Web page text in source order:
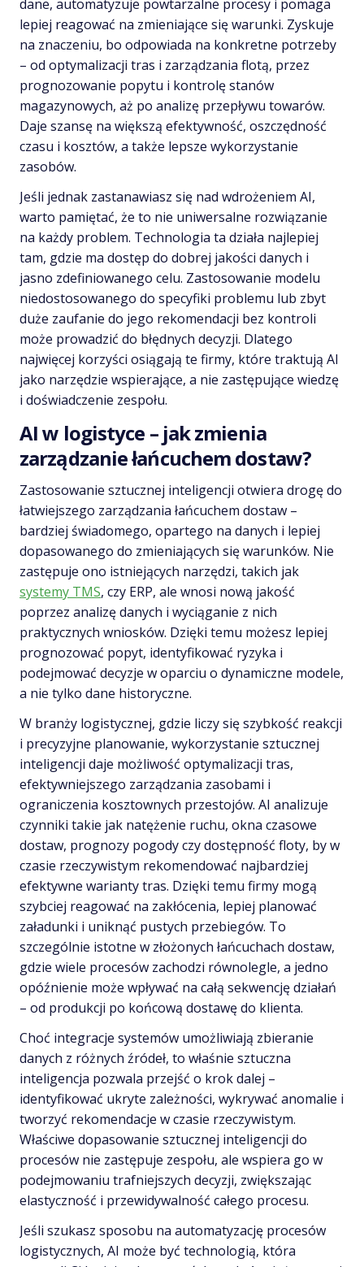
dane, automatyzuje powtarzalne procesy i pomaga
lepiej reagować na zmieniające się warunki. Zyskuje
na znaczeniu, bo odpowiada na konkretne potrzeby
– od optymalizacji tras i zarządzania flotą, przez
prognozowanie popytu i kontrolę stanów
magazynowych, aż po analizę przepływu towarów.
Daje szansę na większą efektywność, oszczędność
czasu i kosztów, a także lepsze wykorzystanie
zasobów.
Jeśli jednak zastanawiasz się nad wdrożeniem AI,
warto pamiętać, że to nie uniwersalne rozwiązanie
na każdy problem. Technologia ta działa najlepiej
tam, gdzie ma dostęp do dobrej jakości danych i
jasno zdefiniowanego celu. Zastosowanie modelu
niedostosowanego do specyfiki problemu lub zbyt
duże zaufanie do jego rekomendacji bez kontroli
może prowadzić do błędnych decyzji. Dlatego
najwięcej korzyści osiągają te firmy, które traktują AI
jako narzędzie wspierające, a nie zastępujące wiedzę
i doświadczenie zespołu.
AI w logistyce – jak zmienia
zarządzanie łańcuchem dostaw?
Zastosowanie sztucznej inteligencji otwiera drogę do
łatwiejszego zarządzania łańcuchem dostaw –
bardziej świadomego, opartego na danych i lepiej
dopasowanego do zmieniających się warunków. Nie
zastępuje ono istniejących narzędzi, takich jak
systemy TMS, czy ERP, ale wnosi nową jakość
poprzez analizę danych i wyciąganie z nich
praktycznych wniosków. Dzięki temu możesz lepiej
prognozować popyt, identyfikować ryzyka i
podejmować decyzje w oparciu o dynamiczne modele,
a nie tylko dane historyczne.
W branży logistycznej, gdzie liczy się szybkość reakcji
i precyzyjne planowanie, wykorzystanie sztucznej
inteligencji daje możliwość optymalizacji tras,
efektywniejszego zarządzania zasobami i
ograniczenia kosztownych przestojów. AI analizuje
czynniki takie jak natężenie ruchu, okna czasowe
dostaw, prognozy pogody czy dostępność floty, by w
czasie rzeczywistym rekomendować najbardziej
efektywne warianty tras. Dzięki temu firmy mogą
szybciej reagować na zakłócenia, lepiej planować
załadunki i uniknąć pustych przebiegów. To
szczególnie istotne w złożonych łańcuchach dostaw,
gdzie wiele procesów zachodzi równolegle, a jedno
opóźnienie może wpływać na całą sekwencję działań
– od produkcji po końcową dostawę do klienta.
Choć integracje systemów umożliwiają zbieranie
danych z różnych źródeł, to właśnie sztuczna
inteligencja pozwala przejść o krok dalej –
identyfikować ukryte zależności, wykrywać anomalie i
tworzyć rekomendacje w czasie rzeczywistym.
Właściwe dopasowanie sztucznej inteligencji do
procesów nie zastępuje zespołu, ale wspiera go w
podejmowaniu trafniejszych decyzji, zwiększając
elastyczność i przewidywalność całego procesu.
Jeśli szukasz sposobu na automatyzację procesów
logistycznych, AI może być technologią, która